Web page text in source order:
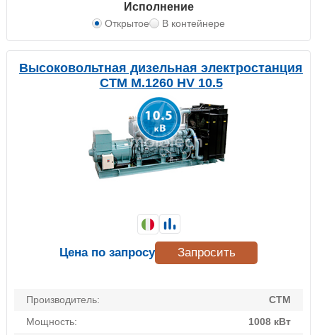
Исполнение
Открытое В контейнере
Высоковольтная дизельная электростанция
CTM M.1260 HV 10.5
Производитель:
CTM
Мощность:
1008 кВт
Цена по запросу Запросить